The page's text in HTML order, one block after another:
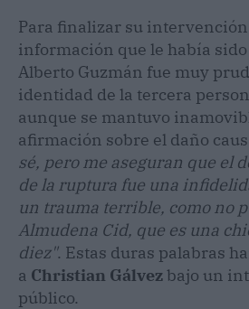
Para finalizar su intervención
información que le había
Alberto Guzmán fue muy
identidad de la tercera
aunque se mantuvo
afirmación sobre el daño
sé, pero me aseguran que el
de la ruptura fue una
un trauma terrible, como no
Almudena Cid, que es una
diez". Estas duras palabras
a Christian Gálvezbajo un
público.